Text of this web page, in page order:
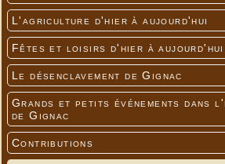
L'agriculture d'hier à aujourd'hui
Fêtes et loisirs d'hier à aujourd'hui
Le désenclavement de Gignac
Grands et petits événements dans
de Gignac
Contributions